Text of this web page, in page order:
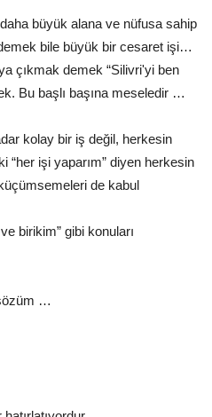
büyük alana ve nüfusa sahip
bile büyük bir cesaret işi…
çıkmak demek “Silivri'yi ben
Bu başlı başına meseledir …
kolay bir iş değil, herkesin
“her işi yaparım” diyen herkesin
de kabul
birikim” gibi konuları
…